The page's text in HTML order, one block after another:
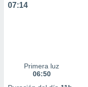
07:14
Primera luz
06:50